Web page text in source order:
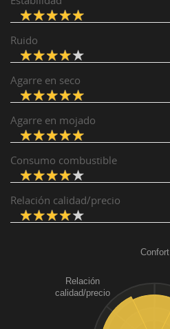
Ruido
Agarre en seco
Agarre en mojado
Consumo combustible
Relación calidad/precio
Confort
Relación
calidad/precio